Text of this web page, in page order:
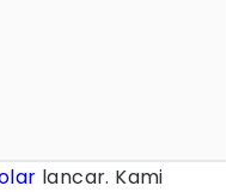
lancar. Kami